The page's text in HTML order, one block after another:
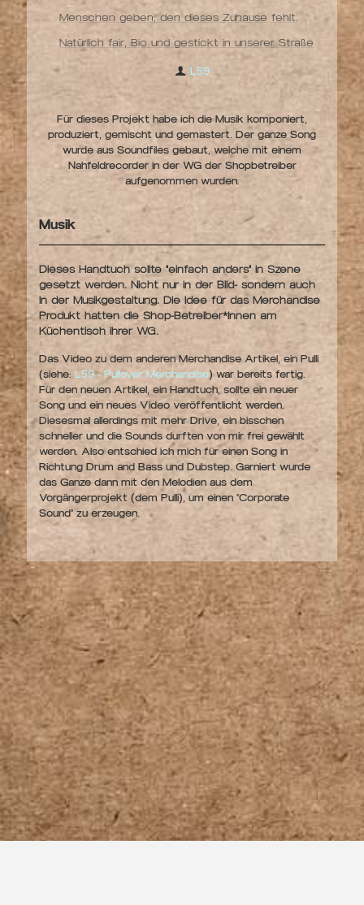
Menschen geben, den dieses Zuhause fehlt.
Natürlich fair, Bio und gestickt in unserer Straße
L59
Für dieses Projekt habe ich die Musik komponiert,
produziert, gemischt und gemastert. Der ganze Song
wurde aus Soundfiles gebaut, welche mit einem
Nahfeldrecorder in der WG der Shopbetreiber
aufgenommen wurden.
Musik
Dieses Handtuch sollte "einfach anders" in Szene
gesetzt werden. Nicht nur in der Bild- sondern auch
in der Musikgestaltung. Die Idee für das Merchandise
Produkt hatten die Shop-Betreiber*Innen am
Küchentisch ihrer WG.
Das Video zu dem anderen Merchandise Artikel, ein Pulli
(siehe:L59 - Pullover Merchandise) war bereits fertig.
Für den neuen Artikel, ein Handtuch, sollte ein neuer
Song und ein neues Video veröffentlicht werden.
Diesesmal allerdings mit mehr Drive, ein bisschen
schneller und die Sounds durften von mir frei gewählt
werden. Also entschied ich mich für einen Song in
Richtung Drum and Bass und Dubstep. Garniert wurde
das Ganze dann mit den Melodien aus dem
Vorgängerprojekt (dem Pulli), um einen "Corporate
Sound" zu erzeugen.